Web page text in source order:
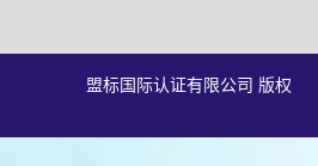
盟标国际认证有限公司 版权